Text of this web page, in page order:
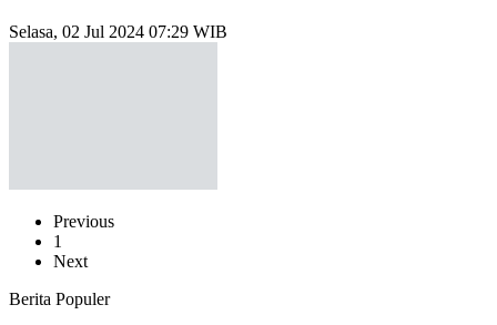
Selasa, 02 Jul 2024 07:29 WIB
Previous
1
Next
Berita Populer